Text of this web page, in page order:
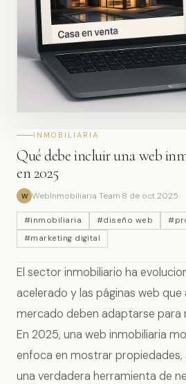
INMOBILIARIA
Qué debe incluir una web
en 2025
W WebInmobiliaria Team 8 de oct 2025
#inmobiliaria #diseño web
#marketing digital
El sector inmobiliario ha
acelerado y las páginas web
mercado deben adaptarse para
En 2025, una web inmobiliaria
enfoca en mostrar propiedades,
una verdadera herramienta de